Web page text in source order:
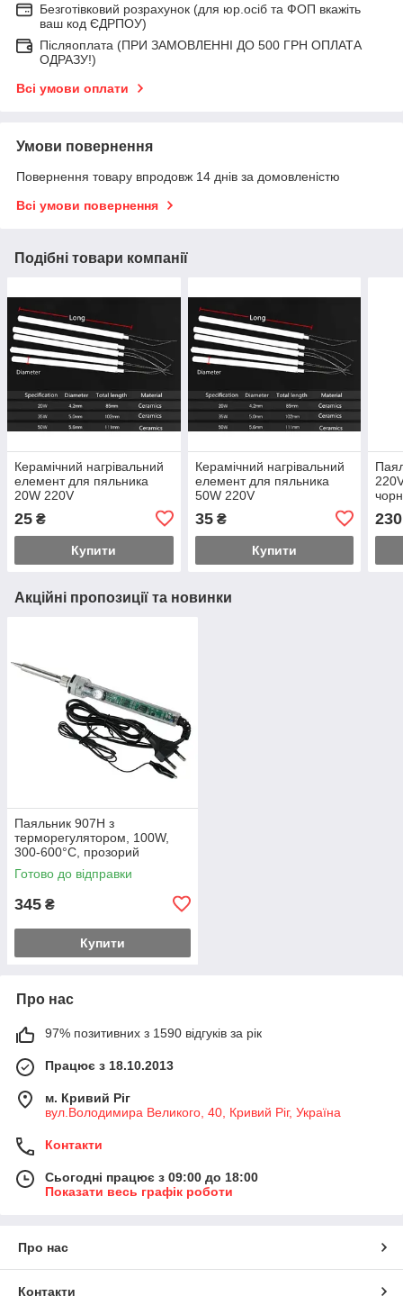
Безготівковий розрахунок (для юр.осіб та ФОП вкажіть
ваш код ЄДРПОУ)
Післяоплата (ПРИ ЗАМОВЛЕННІ ДО 500 ГРН ОПЛАТА
ОДРАЗУ!)
Всі умови оплати
Умови повернення
Повернення товару впродовж 14 днів за домовленістю
Всі умови повернення
Подібні товари компанії
Керамічний нагрівальний
елемент для пяльника
20W 220V
25 ₴
Купити
Керамічний нагрівальний
елемент для пяльника
50W 220V
35₴
Купити
230
Акційні пропозиції та новинки
Паяльник 907H з
терморегулятором, 100W,
300-600°C, прозорий
Готово до відправки
345 ₴
Купити
Про нас
97% позитивних з 1590 відгуків за рік
Працює з 18.10.2013
м. Кривий Ріг
вул.Володимира Великого, 40, Кривий Ріг, Україна
Контакти
Сьогодні працює з 09:00 до 18:00
Показати весь графік роботи
Про нас
Контакти